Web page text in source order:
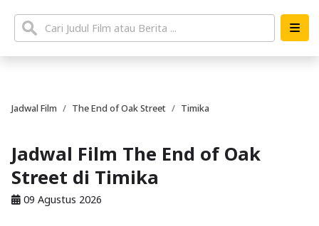
Jadwal Film The End of Oak Street Timika
Jadwal Film The End of Oak
Street di Timika
09 Agustus 2026